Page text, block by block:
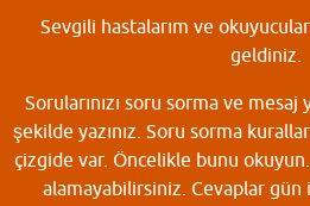
Sevgili hastalarım ve
geldiniz.
Sorularınızı soru sorma ve mesaj
şekilde yazınız. Soru sorma
çizgide var. Öncelikle bunu okuyun.
alamayabilirsiniz. Cevaplar